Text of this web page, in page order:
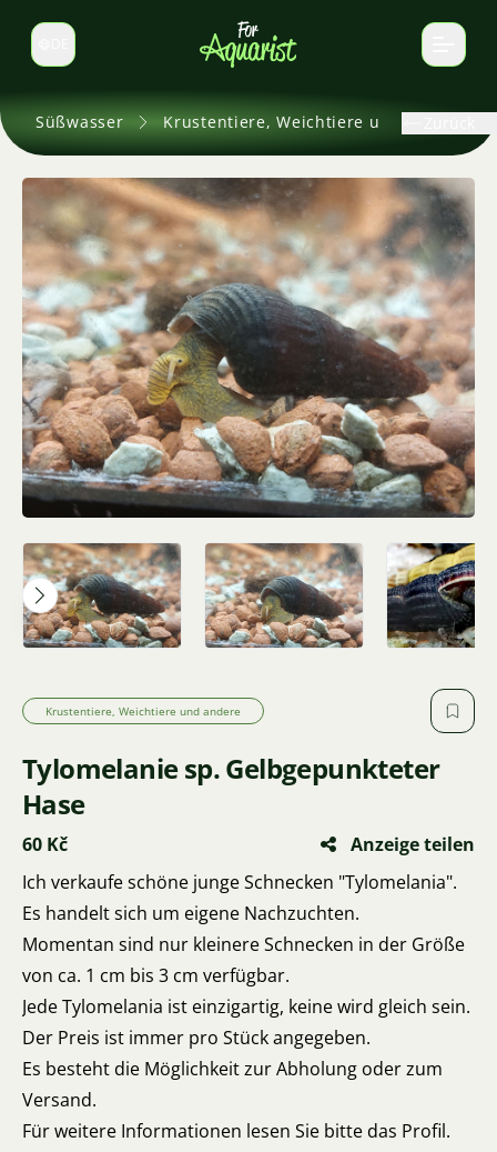
Sprache wechseln
Süßwasser Krustentiere, Weichtiere und andere
Krustentiere, Weichtiere und andere
Tylomelanie sp. Gelbgepunkteter
Hase
60 Kč
Anzeige teilen
Ich verkaufe schöne junge Schnecken "Tylomelania".
Es handelt sich um eigene Nachzuchten.
Momentan sind nur kleinere Schnecken in der Größe
von ca. 1 cm bis 3 cm verfügbar.
Jede Tylomelania ist einzigartig, keine wird gleich sein.
Der Preis ist immer pro Stück angegeben.
Es besteht die Möglichkeit zur Abholung oder zum
Versand.
Für weitere Informationen lesen Sie bitte das Profil.